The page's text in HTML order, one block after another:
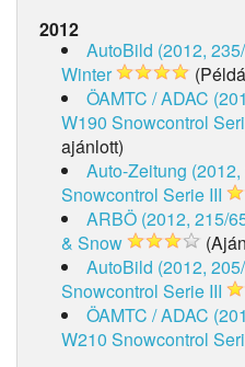
2012
AutoBild (2012,
Winter
ÖAMTC / ADAC
W190 Snowcontrol
ajánlott)
Auto-Zeitung
Snowcontrol Serie III
ARBÖ (2012, 215/
& Snow
AutoBild (2012,
Snowcontrol Serie III
ÖAMTC / ADAC
W210 Snowcontrol